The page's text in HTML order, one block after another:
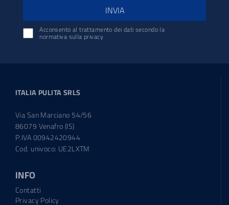
INVIA
Acconsento al trattamento dei dati secondo la
normativa sulla privacy
ITALIA PULITA SRLS
Via San Marciano 54/56
86079 Venafro (IS)
P.IVA 00942420944
Cod. univoco: UE2LXTM
INFO
Contatti
Privacy Policy